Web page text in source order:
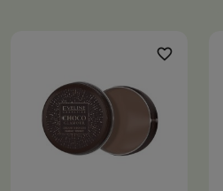
favorite_border